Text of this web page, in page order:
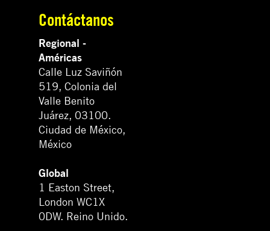
Contáctanos
Regional -
Américas
Calle Luz Saviñón
519, Colonia del
Valle Benito
Juárez, 03100.
Ciudad de México,
México
Global
1 Easton Street,
London WC1X
0DW. Reino Unido.